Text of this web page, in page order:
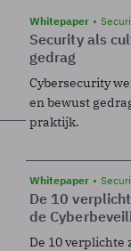
Whitepaper
Security als
gedrag
Cybersecurity
en bewust
praktijk.
Whitepaper
De 10
de
De 10 verplichte